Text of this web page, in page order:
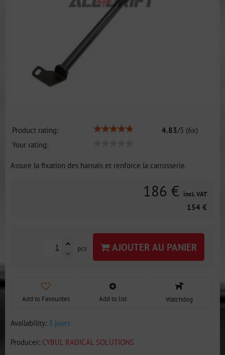
Product rating: 4.83/5 (6x)
Your rating:
Assure la fixation des harnais et renforce la carrosserie.
186 € incl. VAT
154 €
pcs AJOUTER AU PANIER
Add to Favourites Add to list Watchdog
Availability: 3 jours
Producer: CYBUL RADICAL SOLUTIONS